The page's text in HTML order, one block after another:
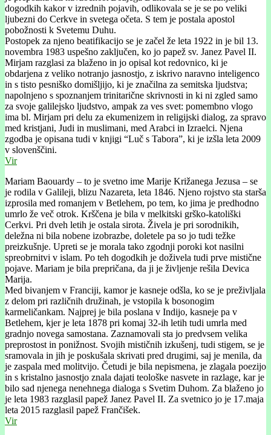
dogodkih kakor v izrednih pojavih, odlikovala se je se po veliki
ljubezni do Cerkve in svetega očeta. S tem je postala apostol
pobožnosti k Svetemu Duhu.
Postopek za njeno beatifikacijo se je začel že leta 1922 in je bil 13.
novembra 1983 uspešno zaključen, ko jo papež sv. Janez Pavel II.
Mirjam razglasi za blaženo in jo opisal kot redovnico, ki je
obdarjena z veliko notranjo jasnostjo, z iskrivo naravno inteligenco
in s tisto pesniško domišljijo, ki je značilna za semitska ljudstva;
napolnjeno s spoznanjem trinitarične skrivnosti in ki ni zgled samo
za svoje galilejsko ljudstvo, ampak za ves svet: pomembno vlogo
ima bl. Mirjam pri delu za ekumenizem in religijski dialog, za spravo
med kristjani, Judi in muslimani, med Arabci in Izraelci. Njena
zgodba je opisana tudi v knjigi “Luč s Tabora”, ki je izšla leta 2009
v slovenščini.
Vir
Mariam Baouardy – to je svetno ime Marije Križanega Jezusa – se
je rodila v Galileji, blizu Nazareta, leta 1846. Njeno rojstvo sta starša
izprosila med romanjem v Betlehem, po tem, ko jima je predhodno
umrlo že več otrok. Krščena je bila v melkitski grško-katoliški
Cerkvi. Pri dveh letih je ostala sirota. Živela je pri sorodnikih,
deležna ni bila nobene izobrazbe, doletele pa so jo tudi težke
preizkušnje. Upreti se je morala tako zgodnji poroki kot nasilni
spreobrnitvi v islam. Po teh dogodkih je doživela tudi prve mistične
pojave. Mariam je bila prepričana, da ji je življenje rešila Devica
Marija.
Med bivanjem v Franciji, kamor je kasneje odšla, ko se je preživljala
z delom pri različnih družinah, je vstopila k bosonogim
karmeličankam. Najprej je bila poslana v Indijo, kasneje pa v
Betlehem, kjer je leta 1878 pri komaj 32-ih letih tudi umrla med
gradnjo novega samostana. Zaznamovali sta jo predvsem velika
preprostost in ponižnost. Svojih mističnih izkušenj, tudi stigem, se je
sramovala in jih je poskušala skrivati pred drugimi, saj je menila, da
je zaspala med molitvijo. Četudi je bila nepismena, je zlagala poezijo
in s kristalno jasnostjo znala dajati teološke nasvete in razlage, kar je
bilo sad njenega nenehnega dialoga s Svetim Duhom. Za blaženo jo
je leta 1983 razglasil papež Janez Pavel II. Za svetnico jo je 17.maja
leta 2015 razglasil papež Frančišek.
Vir